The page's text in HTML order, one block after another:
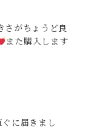
さがちょうど良
また購入します
に届きまし